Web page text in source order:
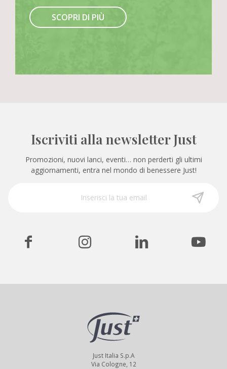
SCOPRI DI PIÙ
Iscriviti alla newsletter Just
Promozioni, nuovi lanci, eventi… non perderti gli ultimi
aggiornamenti, entra nel mondo di benessere Just!
Just Italia S.p.A
Via Cologne, 12